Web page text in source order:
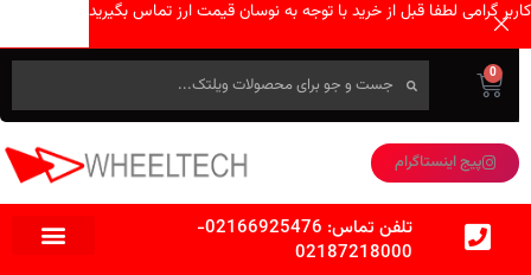
0
پیج اینستاگرام
تلفن تماس: 02166925476
-
02187218000
کاربر گرامی لطفا قبل از خرید با توجه به نوسان قیمت ارز تماس بگیرید